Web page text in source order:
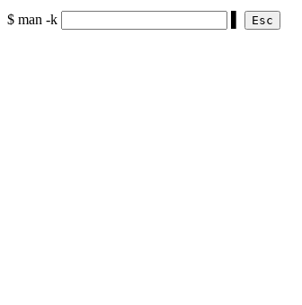
$ man -k Esc